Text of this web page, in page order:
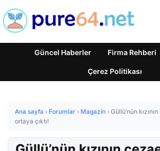
Güncel Haberler Firma Rehberi
Çerez Politikası
Ana sayfa › Forumlar › Magazin › Güllü’nün
ortaya çıktı!